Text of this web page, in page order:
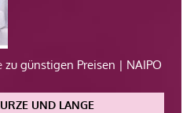
zu günstigen Preisen | NAIPO
UND LANGE